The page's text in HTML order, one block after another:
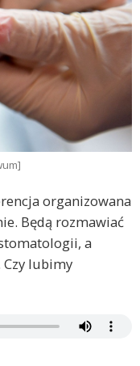
organizowana
Będą rozmawiać
a
Czy lubimy